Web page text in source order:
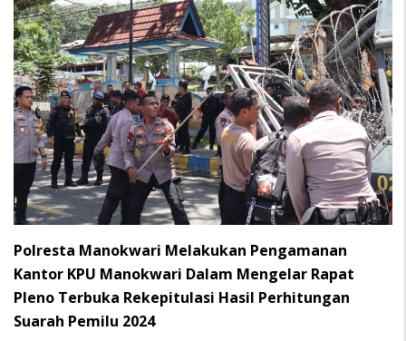
Polresta Manokwari Melakukan Pengamanan
Kantor KPU Manokwari Dalam Mengelar Rapat
Pleno Terbuka Rekepitulasi Hasil Perhitungan
Suarah Pemilu 2024